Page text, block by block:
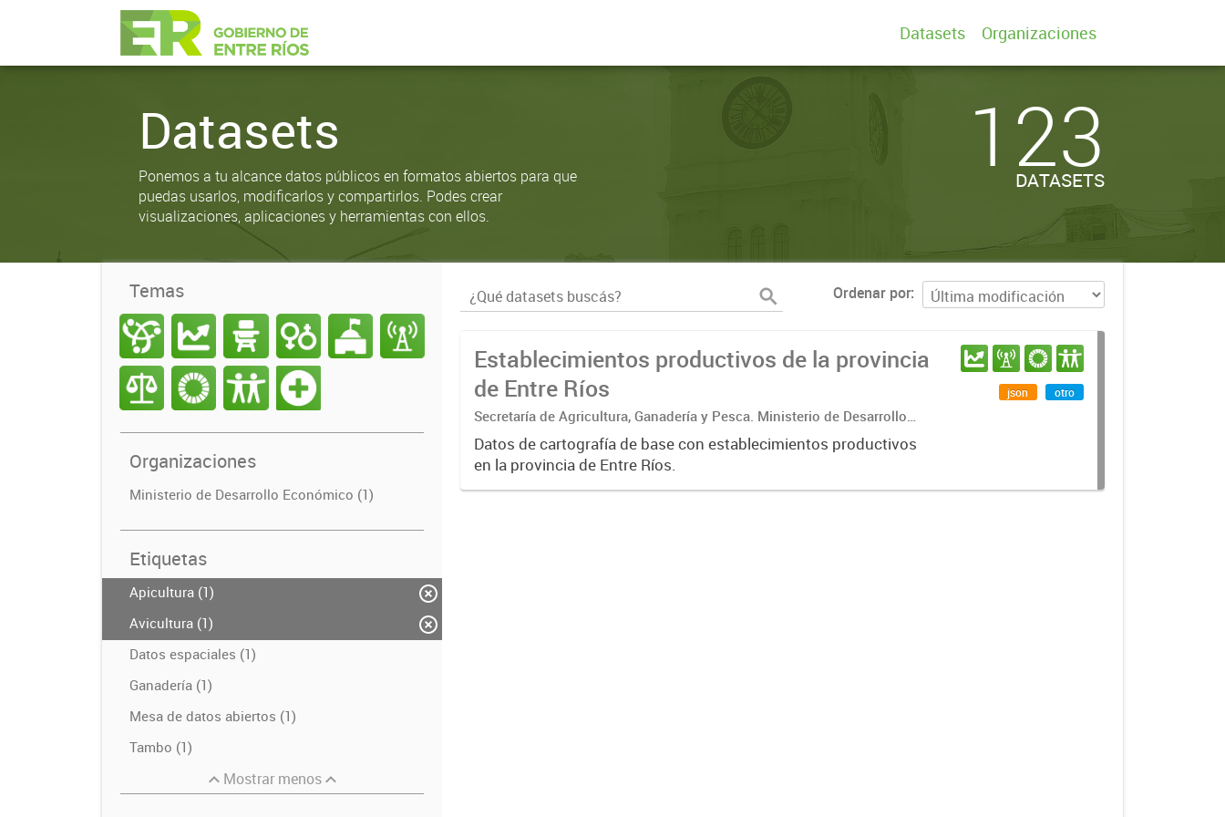
Datasets Organizaciones
Datasets
Ponemos a tu alcance datos públicos en formatos abiertos para que
puedas usarlos, modificarlos y compartirlos. Podes crear
visualizaciones, aplicaciones y herramientas con ellos.
123
DATASETS
Temas
Organizaciones
Ministerio de Desarrollo Económico (1)
Etiquetas
Apicultura (1)
Avicultura (1)
Datos espaciales (1)
Ganadería (1)
Mesa de datos abiertos (1)
Tambo (1)
Mostrar menos
Ordenar por
Establecimientos productivos de la provincia
de Entre Ríos
Secretaría de Agricultura, Ganadería y Pesca. Ministerio de Desarrollo
Económico
Datos de cartografía de base con establecimientos productivos
en la provincia de Entre Ríos.
json otro